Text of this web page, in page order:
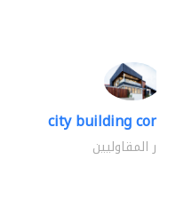
city building
كبار المقاوليين